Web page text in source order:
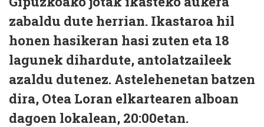
zabaldu dute herrian. Ikastaroa hil
honen hasikeran hasi zuten eta 18
lagunek dihardute, antolatzaileek
azaldu dutenez. Astelehenetan batzen
dira, Otea Loran elkartearen alboan
dagoen lokalean, 20:00etan.